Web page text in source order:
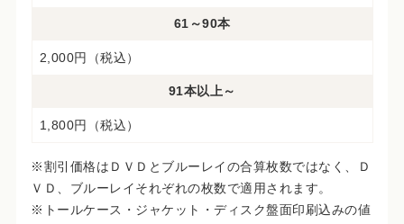
61～90本
2,000円（税込）
91本以上～
1,800円（税込）
※割引価格はＤＶＤとブルーレイの合算枚数ではなく、Ｄ
ＶＤ、ブルーレイそれぞれの枚数で適用されます。
※トールケース・ジャケット・ディスク盤面印刷込みの値